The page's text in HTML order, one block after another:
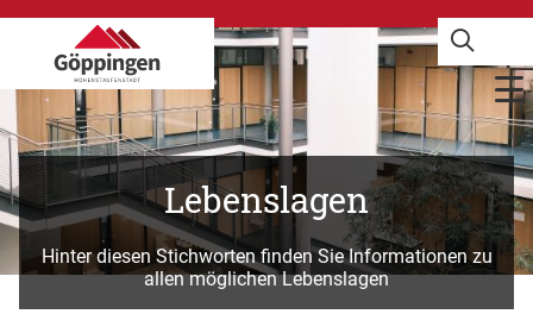
Lebenslagen
Hinter diesen Stichworten finden Sie Informationen zu
allen möglichen Lebenslagen